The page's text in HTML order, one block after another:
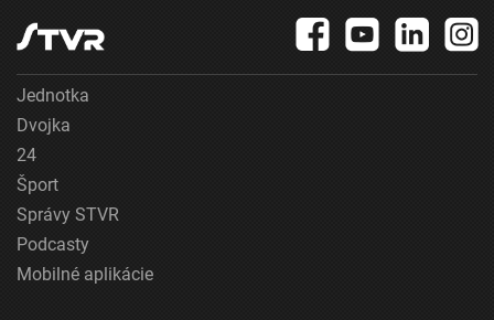
Jednotka
Dvojka
24
Šport
Správy STVR
Podcasty
Mobilné aplikácie